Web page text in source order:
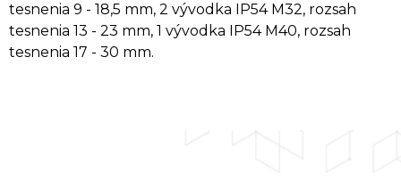
tesnenia 9 - 18,5 mm, 2 vývodka IP54 M32, rozsah
tesnenia 13 - 23 mm, 1 vývodka IP54 M40, rozsah
tesnenia 17 - 30 mm.